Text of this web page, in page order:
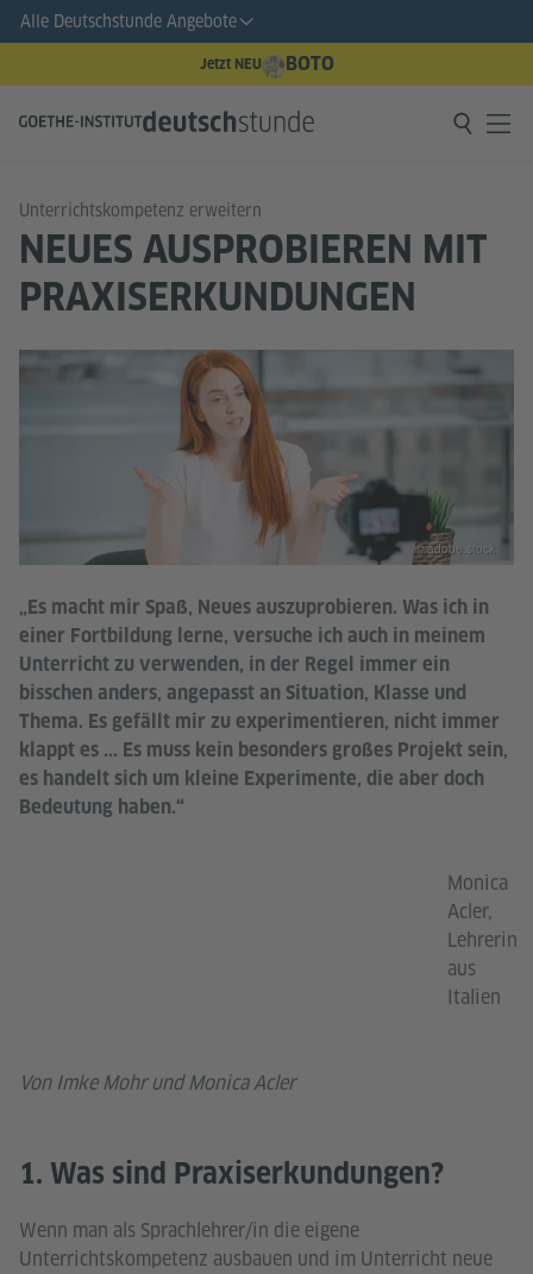
Alle Deutschstunde Angebote
Jetzt NEU BOTO
Unterrichtskompetenz erweitern
NEUES AUSPROBIEREN MIT
PRAXISERKUNDUNGEN
© adobe.stock
„Es macht mir Spaß, Neues auszuprobieren. Was ich in
einer Fortbildung lerne, versuche ich auch in meinem
Unterricht zu verwenden, in der Regel immer ein
bisschen anders, angepasst an Situation, Klasse und
Thema. Es gefällt mir zu experimentieren, nicht immer
klappt es ... Es muss kein besonders großes Projekt sein,
es handelt sich um kleine Experimente, die aber doch
Bedeutung haben.“
Monica
Acler,
Lehrerin
aus
Italien
Von Imke Mohr und Monica Acler
1. Was sind Praxiserkundungen?
Wenn man als Sprachlehrer/in die eigene
Unterrichtskompetenz ausbauen und im Unterricht neue